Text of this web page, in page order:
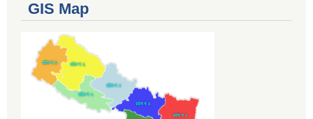
GIS Map